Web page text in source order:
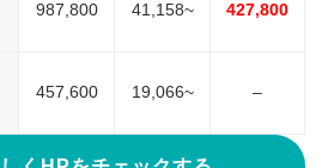
987,800 41,158~ 427,800
457,600 19,066~ –